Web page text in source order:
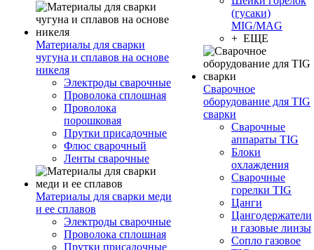
Материалы для сварки
чугуна и сплавов на основе
никеля
Электроды сварочные
Проволока сплошная
Проволока
порошковая
Прутки присадочные
Флюс сварочный
Ленты сварочные
Материалы для сварки меди
и ее сплавов
Электроды сварочные
Проволока сплошная
Прутки присадочные
(гусаки)
MIG/MAG
+ ЕЩЕ
Сварочное
оборудование для TIG
сварки
Сварочные
аппараты TIG
Блоки
охлаждения
Сварочные
горелки TIG
Цанги
Цангодержатели
и газовые линзы
Сопло газовое